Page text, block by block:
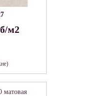
м2
матовая